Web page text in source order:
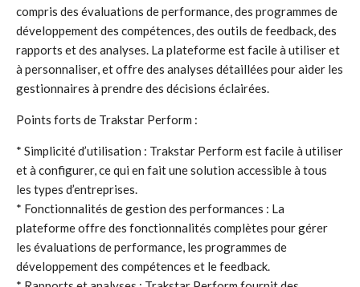
compris des évaluations de performance, des programmes de
développement des compétences, des outils de feedback, des
rapports et des analyses. La plateforme est facile à utiliser et
à personnaliser, et offre des analyses détaillées pour aider les
gestionnaires à prendre des décisions éclairées.
Points forts de Trakstar Perform :
* Simplicité d’utilisation : Trakstar Perform est facile à utiliser
et à configurer, ce qui en fait une solution accessible à tous
les types d’entreprises.
* Fonctionnalités de gestion des performances : La
plateforme offre des fonctionnalités complètes pour gérer
les évaluations de performance, les programmes de
développement des compétences et le feedback.